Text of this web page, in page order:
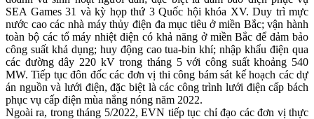
SEA Games 31 và kỳ họp thứ 3 Quốc hội khóa XV. Duy trì mực
nước cao các nhà máy thủy điện đa mục tiêu ở miền Bắc; vận hành
toàn bộ các tổ máy nhiệt điện có khả năng ở miền Bắc để đảm bảo
công suất khả dụng; huy động cao tua-bin khí; nhập khẩu điện qua
các đường dây 220 kV trong tháng 5 với công suất khoảng 540
MW. Tiếp tục đôn đốc các đơn vị thi công bám sát kế hoạch các dự
án nguồn và lưới điện, đặc biệt là các công trình lưới điện cấp bách
phục vụ cấp điện mùa nắng nóng năm 2022.
Ngoài ra, trong tháng 5/2022, EVN tiếp tục chỉ đạo các đơn vị thực